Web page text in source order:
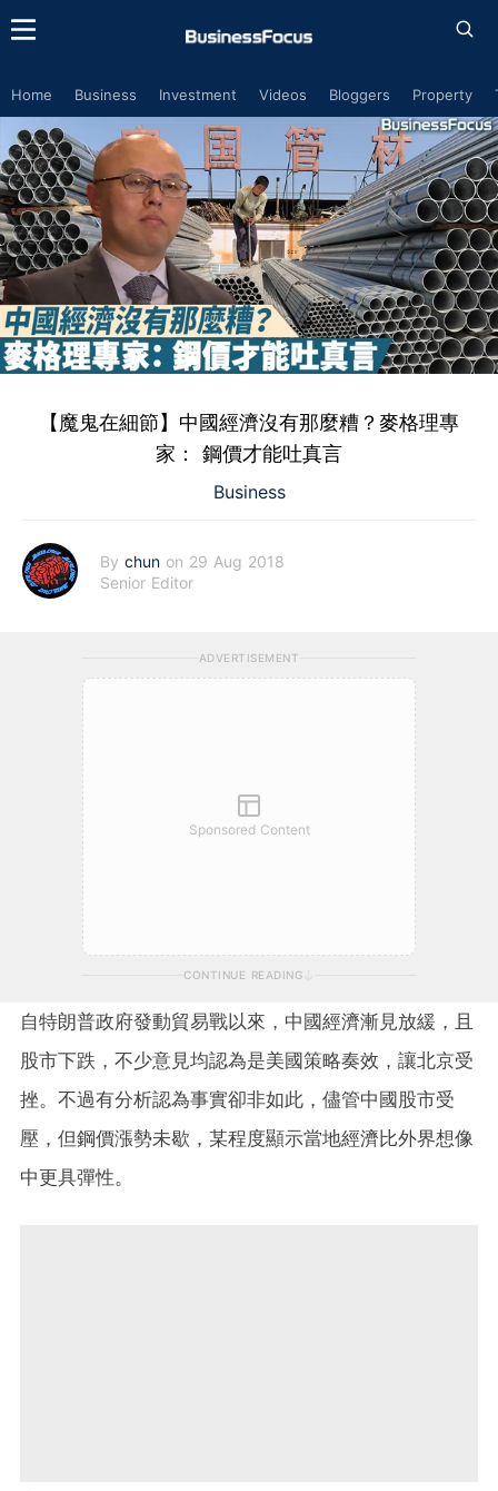
Home Business Investment Videos Bloggers Property
【魔鬼在細節】中國經濟沒有那麼糟？麥格理專
家： 鋼價才能吐真言
Business
By chun on 29 Aug 2018
Senior Editor
ADVERTISEMENT
Sponsored Content
CONTINUE READING
自特朗普政府發動貿易戰以來，中國經濟漸見放緩，且
股市下跌，不少意見均認為是美國策略奏效，讓北京受
挫。不過有分析認為事實卻非如此，儘管中國股市受
壓，但鋼價漲勢未歇，某程度顯示當地經濟比外界想像
中更具彈性。